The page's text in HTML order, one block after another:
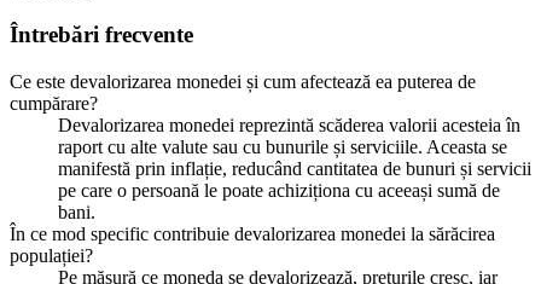
Întrebări frecvente
Ce este devalorizarea monedei și cum afectează ea puterea de
cumpărare?
Devalorizarea monedei reprezintă scăderea valorii acesteia în
raport cu alte valute sau cu bunurile și serviciile. Aceasta se
manifestă prin inflație, reducând cantitatea de bunuri și servicii
pe care o persoană le poate achiziționa cu aceeași sumă de
bani.
În ce mod specific contribuie devalorizarea monedei la sărăcirea
populației?
Pe măsură ce moneda se devalorizează, prețurile cresc, iar